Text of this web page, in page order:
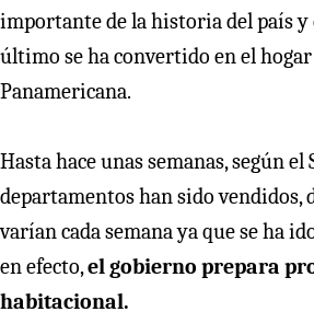
importante de la historia del país y
último se ha convertido en el
Panamericana.
Hasta hace unas semanas, según
departamentos han sido vendidos,
varían cada semana ya que se ha
en efecto,el gobierno prepara
habitacional.